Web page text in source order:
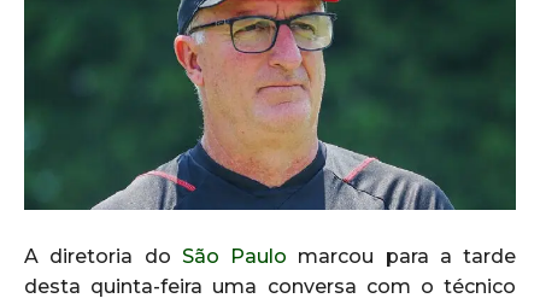
A diretoria do São Paulo marcou para a tarde
desta quinta-feira uma conversa com o técnico